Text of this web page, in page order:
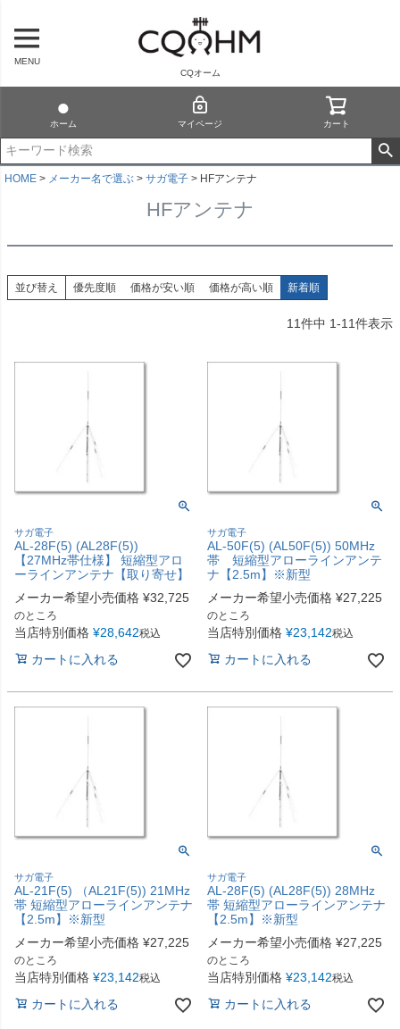
MENU
CQオーム
ホーム マイページ カート
HOME メーカー名で選ぶ サガ電子 HFアンテナ
HFアンテナ
並び替え 優先度順 価格が安い順 価格が高い順 新着順
11件中 1-11件表示
サガ電子
AL-28F(5) (AL28F(5))
【27MHz帯仕様】 短縮型アロ
ーラインアンテナ【取り寄せ】
メーカー希望小売価格 ¥32,725
のところ
当店特別価格 ¥28,642税込
カートに入れる
サガ電子
AL-50F(5) (AL50F(5)) 50MHz
帯 短縮型アローラインアンテ
ナ【2.5m】※新型
メーカー希望小売価格 ¥27,225
のところ
当店特別価格 ¥23,142税込
カートに入れる
サガ電子
AL-21F(5) （AL21F(5)) 21MHz
帯 短縮型アローラインアンテナ
【2.5m】※新型
メーカー希望小売価格 ¥27,225
のところ
当店特別価格 ¥23,142税込
カートに入れる
サガ電子
AL-28F(5) (AL28F(5)) 28MHz
帯 短縮型アローラインアンテナ
【2.5m】※新型
メーカー希望小売価格 ¥27,225
のところ
当店特別価格 ¥23,142税込
カートに入れる